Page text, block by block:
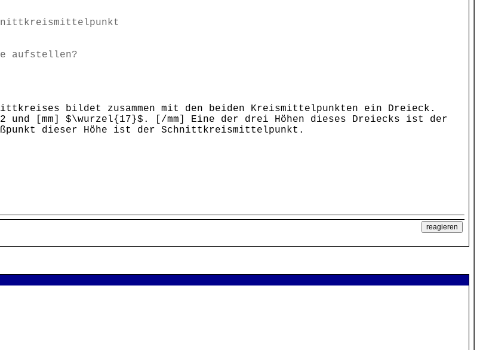
aufstellen?
bildet zusammen mit den beiden Kreismittelpunkten ein Dreieck.
und [mm] $\wurzel{17}$. [/mm] Eine der drei Höhen dieses Dreiecks ist der
dieser Höhe ist der Schnittkreismittelpunkt.